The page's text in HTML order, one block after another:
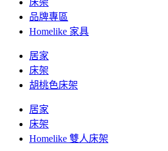
床架
品牌專區
Homelike 家具
居家
床架
胡桃色床架
居家
床架
Homelike 雙人床架